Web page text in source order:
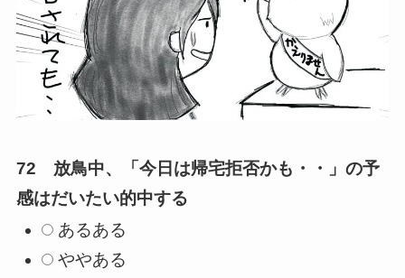
72 放鳥中、「今日は帰宅拒否かも・・」の予
感はだいたい的中する
あるある
ややある